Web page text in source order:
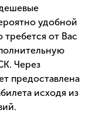
удобной
от Вас
Через
предоставлена
исходя из